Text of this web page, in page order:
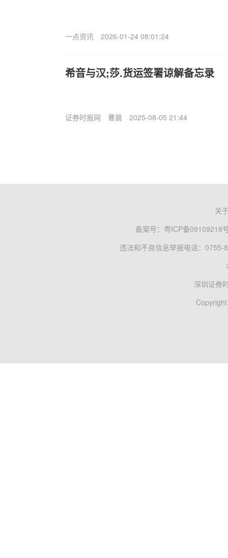
一点资讯 2026-01-24 08:01:24
希音与汉;莎.货运签署谅解备忘录
证券时报网 曹晨 2025-08-05 21:44
关
备案号： 粤ICP备09109218
违法和不良信息举报电话：0755-
深圳证券